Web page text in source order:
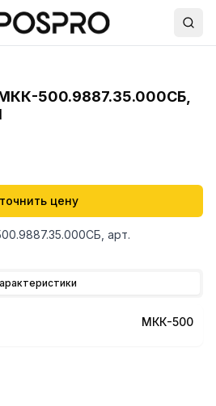
500.9887.35.000СБ,
цену
арт.
МКК-500